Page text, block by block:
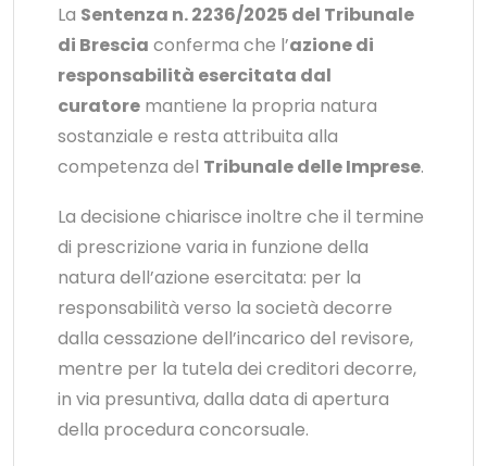
La Sentenza n. 2236/2025 del Tribunale
di Brescia conferma che l’azione di
responsabilità esercitata dal
curatore mantiene la propria natura
sostanziale e resta attribuita alla
competenza del Tribunale delle Imprese.
La decisione chiarisce inoltre che il termine
di prescrizione varia in funzione della
natura dell’azione esercitata: per la
responsabilità verso la società decorre
dalla cessazione dell’incarico del revisore,
mentre per la tutela dei creditori decorre,
in via presuntiva, dalla data di apertura
della procedura concorsuale.